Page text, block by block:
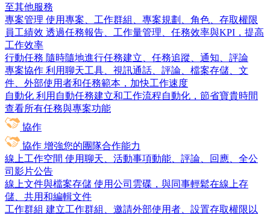
至其他服務
專案管理 使用專案、工作群組、專案規劃、角色、存取權限
員工績效 透過任務報告、工作量管理、任務效率與KPI，提高
工作效率
行動任務 隨時隨地進行任務建立、任務追蹤、通知、評論
專案協作 利用聊天工具、視訊通話、評論、檔案存儲、文
件、外部使用者和任務範本，加快工作速度
自動化 利用自動任務建立和工作流程自動化，節省寶貴時間
查看所有任務與專案功能
協作
協作 增強您的團隊合作能力
線上工作空間 使用聊天、活動事項動能、評論、回應、全公
司影片公告
線上文件與檔案存儲 使用公司雲碟，與同事輕鬆在線上存
儲、共用和編輯文件
工作群組 建立工作群組、邀請外部使用者、設置存取權限以